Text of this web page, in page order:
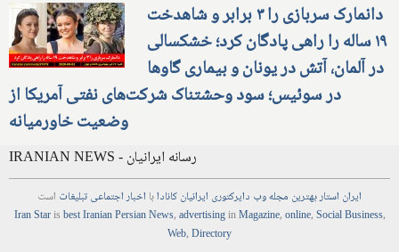
دانمارک سربازی را ۳ برابر و شاهدخت
۱۹ ساله را راهی پادگان کرد؛ خشکسالی
در آلمان، آتش در یونان و بیماری گاوها
در سوئیس؛ سود وحشتناک شرکت‌های نفتی آمریکا از
وضعیت خاورمیانه
IRANIAN NEWS - رسانه ایرانیان
ایران استاربهترین مجلهوب دایرکتوری ایرانیان کانادابا اخباراجتماعیتبلیغات است
Iran Starisbest Iranian PersianNews,advertisinginMagazine,online,Social Business,
Web,Directory